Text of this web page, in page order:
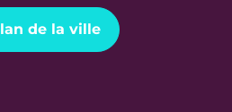
de la ville